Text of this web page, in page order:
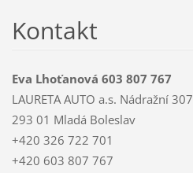
Kontakt
Eva Lhoťanová 603 807 767
LAURETA AUTO a.s. Nádražní 307
293 01 Mladá Boleslav
+420 326 722 701
+420 603 807 767